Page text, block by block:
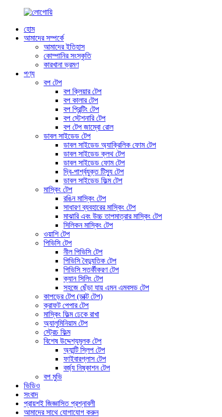
হোম
আমাদের সম্পর্কে
আমাদের ইতিহাস
কোম্পানির সংস্কৃতি
কারখানা ভ্রমণ
পণ্য
বপ টেপ
বপ ক্লিয়ার টেপ
বপ কালার টেপ
বপ প্রিন্টিং টেপ
বপ স্টেশনারি টেপ
বপ টেপ জাম্বো রোল
ডাবল সাইডেড টেপ
ডাবল সাইডেড অ্যাক্রিলিক ফোম টেপ
ডাবল সাইডেড ক্লথ টেপ
ডাবল সাইডেড ফোম টেপ
দ্বি-পার্শ্বযুক্ত টিস্যু টেপ
ডাবল সাইডেড ফিল্ম টেপ
মাস্কিং টেপ
রঙিন মাস্কিং টেপ
সাধারণ ব্যবহারের মাস্কিং টেপ
মাঝারি এবং উচ্চ তাপমাত্রার মাস্কিং টেপ
সিলিকন মাস্কিং টেপ
ওয়াশি টেপ
পিভিসি টেপ
নীল পিভিসি টেপ
পিভিসি বৈদ্যুতিক টেপ
পিভিসি সতর্কীকরণ টেপ
ক্যান সিলিং টেপ
সহজে ছেঁড়া যায় এমন এমবসড টেপ
কাপড়ের টেপ (ডাক্ট টেপ)
ক্রাফট পেপার টেপ
মাস্কিং ফিল্ম ঢেকে রাখা
অ্যালুমিনিয়াম টেপ
স্ট্রেচ ফিল্ম
বিশেষ উদ্দেশ্যমূলক টেপ
অ্যান্টি স্লিপ টেপ
ফাইবারগ্লাস টেপ
বর্জ্য নিষ্কাশন টেপ
বপ মুভি
ভিডিও
সংবাদ
প্রায়শই জিজ্ঞাসিত প্রশ্নাবলী
আমাদের সাথে যোগাযোগ করুন